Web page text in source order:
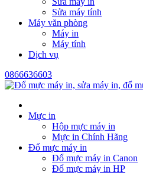
Sửa máy tính
Máy văn phòng
Máy in
Máy tính
Dịch vụ
0866636603
Mực in
Hộp mực máy in
Mực in Chính Hãng
Đổ mực máy in
Đổ mực máy in Canon
Đổ mực máy in HP